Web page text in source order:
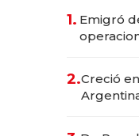
1. Emigró
2.Creció